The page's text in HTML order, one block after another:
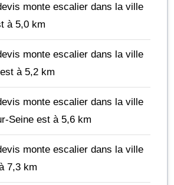
monte escalier dans la ville
à 5,0 km
monte escalier dans la ville
est à 5,2 km
monte escalier dans la ville
Seine est à 5,6 km
monte escalier dans la ville
7,3 km